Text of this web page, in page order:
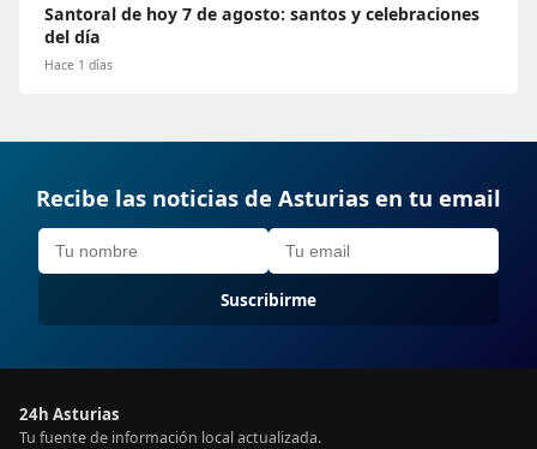
Santoral de hoy 7 de agosto: santos y celebraciones
del día
Hace 1 días
Recibe las noticias de Asturias en tu email
Suscribirme
24h Asturias
Tu fuente de información local actualizada.